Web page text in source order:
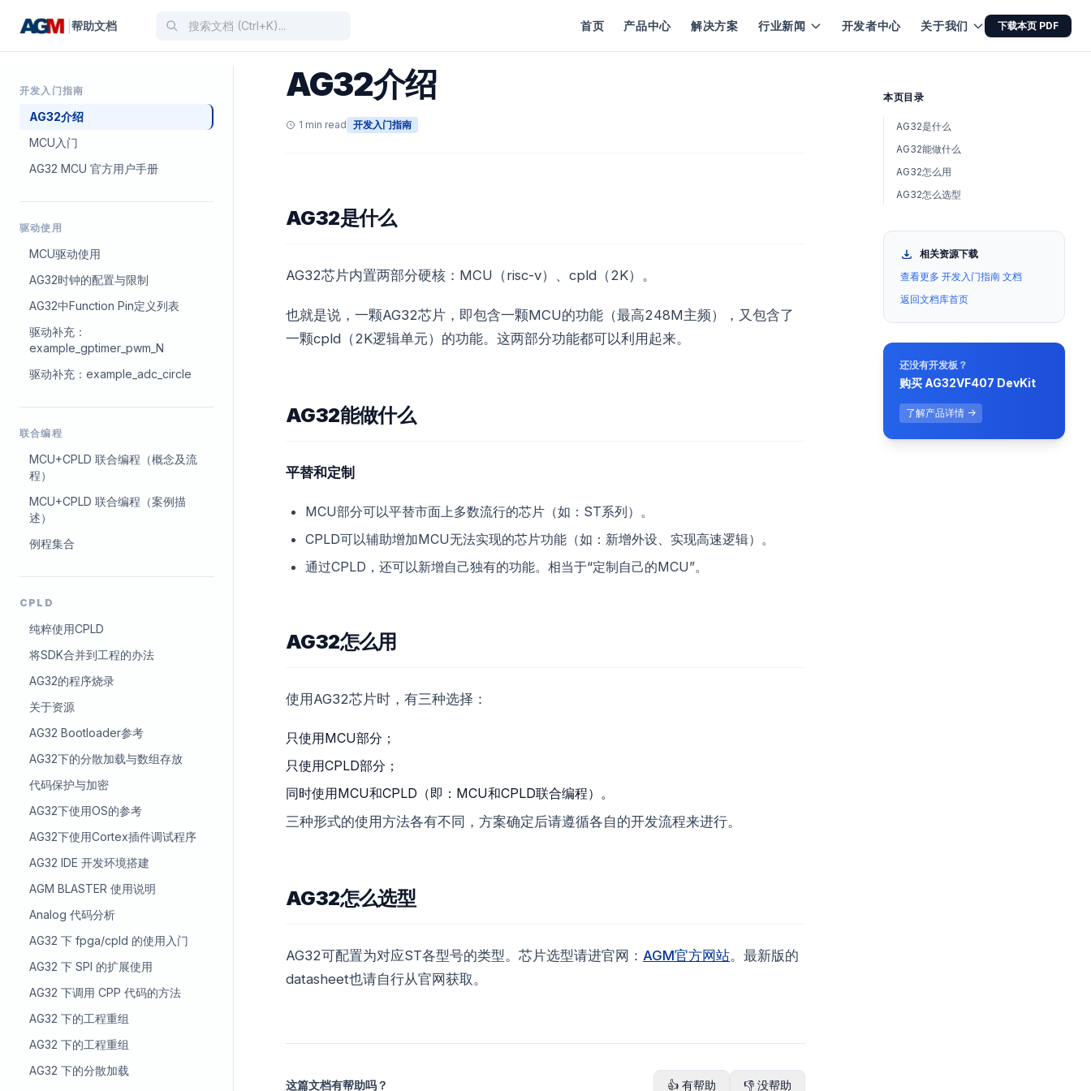
|帮助文档 首页 产品中心 解决方案 行业新闻 开发者中心 关于我们 下载本页 PDF
开发入门指南
AG32介绍
MCU入门
AG32 MCU 官方用户手册
驱动使用
MCU驱动使用
AG32时钟的配置与限制
AG32中Function Pin定义列表
驱动补充：
example_gptimer_pwm_N
驱动补充：example_adc_circle
联合编程
MCU+CPLD 联合编程（概念及流
程）
MCU+CPLD 联合编程（案例描
述）
例程集合
CPLD
纯粹使用CPLD
将SDK合并到工程的办法
AG32的程序烧录
关于资源
AG32 Bootloader参考
AG32下的分散加载与数组存放
代码保护与加密
AG32下使用OS的参考
AG32下使用Cortex插件调试程序
AG32 IDE 开发环境搭建
AGM BLASTER 使用说明
Analog 代码分析
AG32 下 fpga/cpld 的使用入门
AG32 下 SPI 的扩展使用
AG32 下调用 CPP 代码的方法
AG32 下的工程重组
AG32 下的工程重组
AG32 下的分散加载
AG32介绍
1 min read 开发入门指南
AG32是什么
AG32芯片内置两部分硬核：MCU（risc-v）、cpld（2K）。
也就是说，一颗AG32芯片，即包含一颗MCU的功能（最高248M主频），又包含了
一颗cpld（2K逻辑单元）的功能。这两部分功能都可以利用起来。
AG32能做什么
平替和定制
MCU部分可以平替市面上多数流行的芯片（如：ST系列）。
CPLD可以辅助增加MCU无法实现的芯片功能（如：新增外设、实现高速逻辑）。
通过CPLD，还可以新增自己独有的功能。相当于“定制自己的MCU”。
AG32怎么用
使用AG32芯片时，有三种选择：
只使用MCU部分；
只使用CPLD部分；
同时使用MCU和CPLD（即：MCU和CPLD联合编程）。
三种形式的使用方法各有不同，方案确定后请遵循各自的开发流程来进行。
AG32怎么选型
AG32可配置为对应ST各型号的类型。芯片选型请进官网： AGM官方网站。最新版的
datasheet也请自行从官网获取。
这篇文档有帮助吗？ 👍 有帮助 👎 没帮助
本页目录
AG32是什么
AG32能做什么
AG32怎么用
AG32怎么选型
相关资源下载
查看更多 开发入门指南 文档
返回文档库首页
还没有开发板？
购买 AG32VF407 DevKit
了解产品详情 →